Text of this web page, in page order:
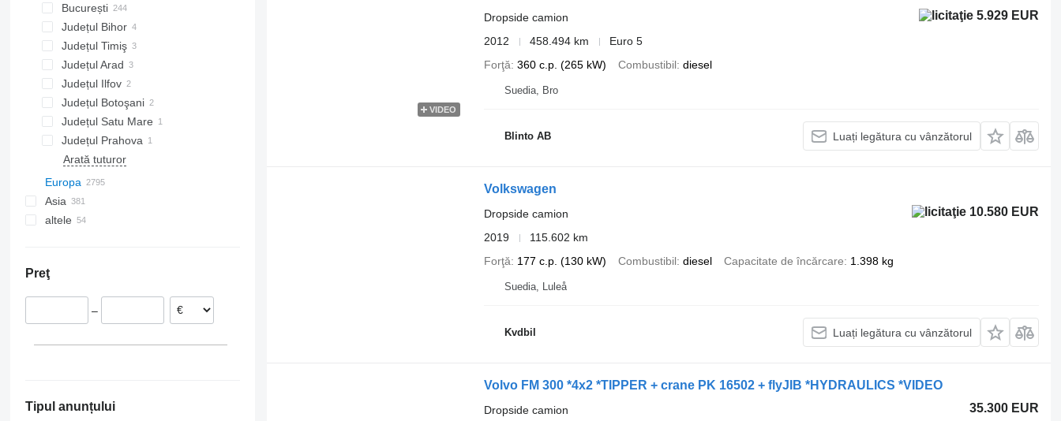
București
București
Județul Bihor
Județul Timiş
Județul Arad
Județul Ilfov
Județul Botoşani
Județul Satu Mare
Județul Prahova
Arată tuturor
Europa
Țările de Jos
Polonia
Spania
Italia
Gothenburg
Asia
Japonia
Azerbaidjan
Kazahstan
altele
Brazilia
Columbia
Preţ
–
Tipul anunțului
VIDEO
5.929 EUR
Dropside camion
2012
458.494 km
Euro 5
Forţă 360 c.p. (265 kW) Combustibil diesel
Suedia, Bro
Blinto AB Luați legătura cu vânzătorul
Volkswagen
10.580 EUR
Dropside camion
2019
115.602 km
Forţă
177 c.p. (130 kW) Combustibil diesel Capacitate de încărcare 1.398 kg
Suedia, Luleå
Kvdbil Luați legătura cu vânzătorul
Volvo FM 300 *4x2 *TIPPER + crane PK 16502 + flyJIB *HYDRAULICS *VIDEO
35.300 EUR
Dropside camion